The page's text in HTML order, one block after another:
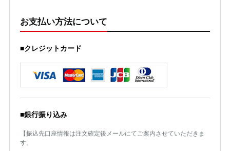
お支払い方法について
■クレジットカード
■銀行振り込み
【振込先口座情報は注文確定後メールにてご案内させていただきま
す。